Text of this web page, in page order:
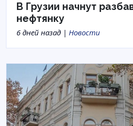
В Грузии начнут
нефтянку
6 дней назад | Новости